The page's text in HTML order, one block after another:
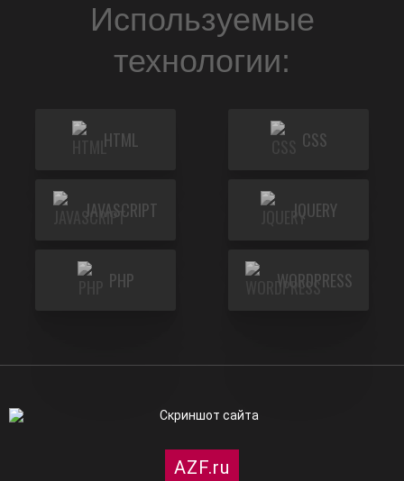
Используемые
технологии:
HTML CSS
JAVASCRIPT JQUERY
PHP WORDPRESS
AZF.ru